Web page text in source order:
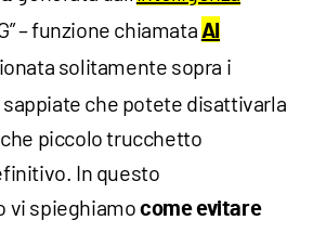
– funzione chiamata AI
solitamente sopra i
che potete disattivarla
piccolo trucchetto
In questo
vi spieghiamocome evitare